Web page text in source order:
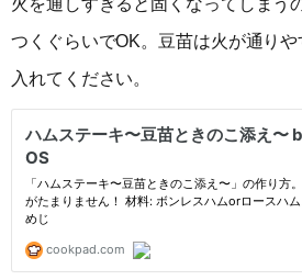
火を通しすぎると固くなってしまう
つくぐらいでOK。豆苗は火が通り
入れてください。